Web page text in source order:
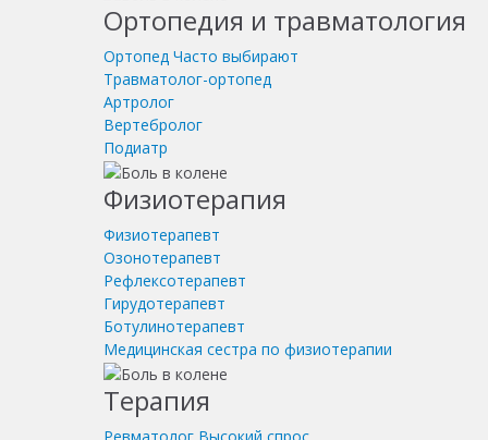
Ортопедия и травматология
Ортопед Часто выбирают
Травматолог-ортопед
Артролог
Вертебролог
Подиатр
Физиотерапия
Физиотерапевт
Озонотерапевт
Рефлексотерапевт
Гирудотерапевт
Ботулинотерапевт
Медицинская сестра по физиотерапии
Терапия